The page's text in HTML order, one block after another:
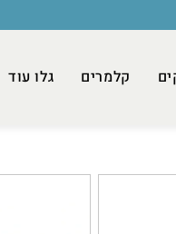
קלמרים גלו עוד